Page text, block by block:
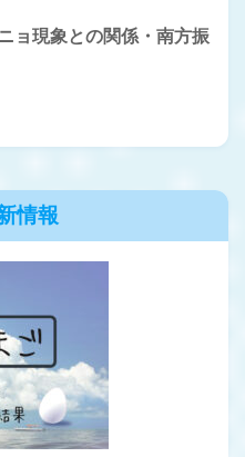
ョ現象との関係・南方振
情報